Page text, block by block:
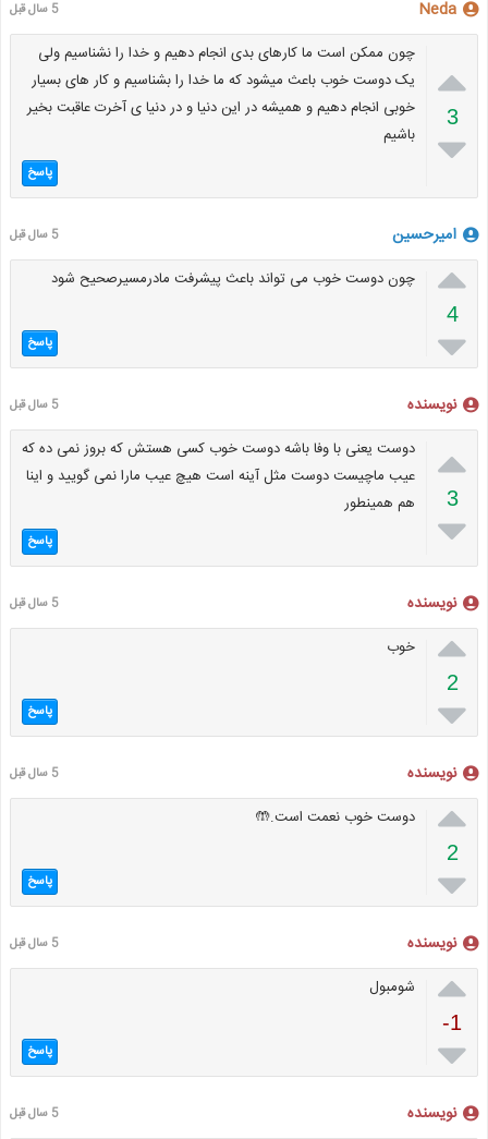
Neda 5 سال قبل

3

چون ممکن است ما کارهای بدی انجام دهیم و خدا را نشناسیم ولی
یک دوست خوب باعث میشود که ما خدا را بشناسیم و کار های بسیار
خوبی انجام دهیم و همیشه در این دنیا و در دنیا ی آخرت عاقبت بخیر
باشیم
پاسخ
امیرحسین 5 سال قبل

4

چون دوست خوب می تواند باعث پیشرفت مادرمسیرصحیح شود
پاسخ
نویسنده 5 سال قبل

3

دوست یعنی با وفا باشه دوست خوب کسی هستش که بروز نمی ده که
عیب ماچیست دوست مثل آینه است هیچ عیب مارا نمی گویید و اینا
هم همینطور
پاسخ
نویسنده 5 سال قبل

2

خوب
پاسخ
نویسنده 5 سال قبل

2

دوست خوب نعمت است.🤲
پاسخ
نویسنده 5 سال قبل

-1

شومبول
پاسخ
نویسنده 5 سال قبل